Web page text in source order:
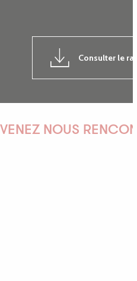
Consulter le
VENEZ NOUS